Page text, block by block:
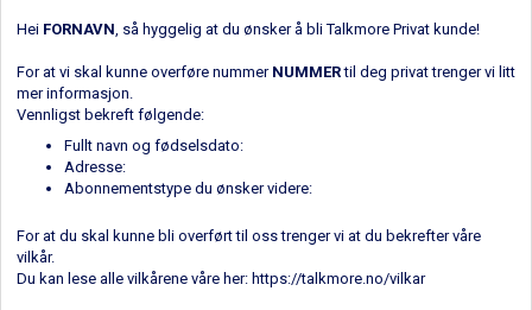
Hei FORNAVN , så hyggelig at du ønsker å bli Talkmore Privat kunde!
For at vi skal kunne overføre nummer NUMMERtil deg privat trenger vi litt
mer informasjon.
Vennligst bekreft følgende:
Fullt navn og fødselsdato:
Adresse:
Abonnementstype du ønsker videre:
For at du skal kunne bli overført til oss trenger vi at du bekrefter våre
vilkår.
Du kan lese alle vilkårene våre her: https://talkmore.no/vilkar